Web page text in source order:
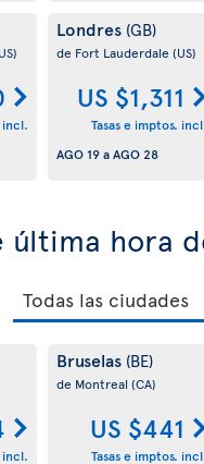
incl.
Londres (GB)
de Fort Lauderdale (US)
US $1,311
Tasas e imptos.
AGO 19aAGO 28
última hora
incl.
Bruselas (BE)
de Montreal (CA)
US $441
Tasas e imptos.